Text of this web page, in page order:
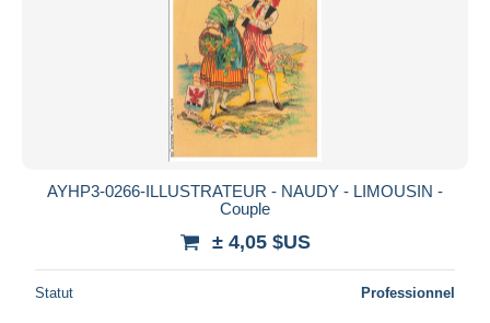
AYHP3-0266-ILLUSTRATEUR - NAUDY - LIMOUSIN -
Couple
± 4,05 $US
Statut Professionnel